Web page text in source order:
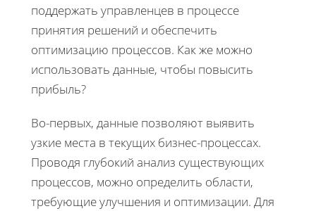
поддержать управленцев в процессе
принятия решений и обеспечить
оптимизацию процессов. Как же можно
использовать данные, чтобы повысить
прибыль?
Во-первых, данные позволяют выявить
узкие места в текущих бизнес-процессах.
Проводя глубокий анализ существующих
процессов, можно определить области,
требующие улучшения и оптимизации. Для